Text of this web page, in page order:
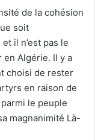
de la cohésion
soit
il n’est pas le
en Algérie. Il y a
choisi de rester
en raison de
le peuple
magnanimité Là-